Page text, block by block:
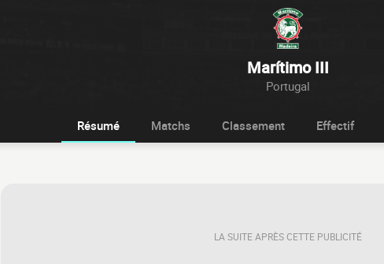
Marítimo III
Portugal
Résumé Matchs Classement Effectif
LA SUITE APRÈS CETTE PUBLICITÉ